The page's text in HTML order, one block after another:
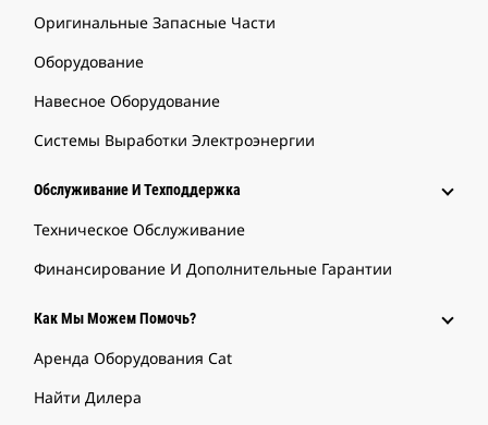
Оригинальные Запасные Части
Оборудование
Навесное Оборудование
Системы Выработки Электроэнергии
Обслуживание И Техподдержка
Техническое Обслуживание
Финансирование И Дополнительные Гарантии
Как Мы Можем Помочь?
Аренда Оборудования Cat
Найти Дилера